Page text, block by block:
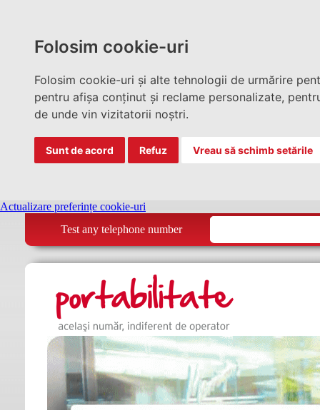
Folosim cookie-uri
Folosim cookie-uri și alte tehnologii de urmărire
pentru afișa conținut și reclame personalizate,
de unde vin vizitatorii noștri.
Sunt de acord Refuz Vreau să schimb setările
Actualizare preferințe cookie-uri
Test any telephone number